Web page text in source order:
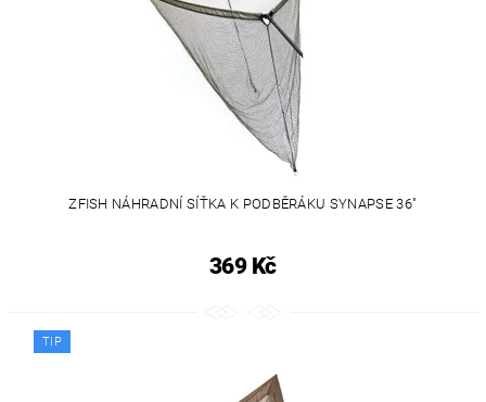
ZFISH NÁHRADNÍ SÍŤKA K PODBĚRÁKU SYNAPSE 36"
369 Kč
TIP